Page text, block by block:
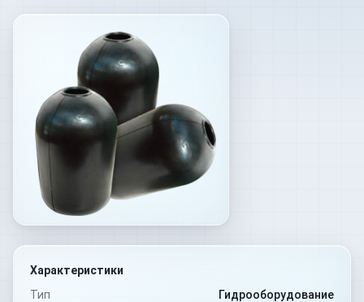
Характеристики
Тип
Гидрооборудование